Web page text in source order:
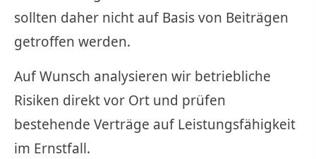
sollten daher nicht auf Basis von Beiträgen
getroffen werden.
Auf Wunsch analysieren wir betriebliche
Risiken direkt vor Ort und prüfen
bestehende Verträge auf Leistungsfähigkeit
im Ernstfall.